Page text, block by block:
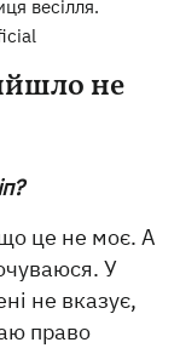
весілля.
не
це не моє. А
У
не вказує,
право